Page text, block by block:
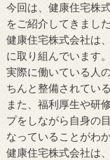
今回は、健康住宅株
をご紹介してきました
健康住宅株式会社は、
に取り組んでいます。
実際に働いている人
ちんと整備されてい
また、福利厚生や研
プをしながら自身の
なっていることがわか
健康住宅株式会社は